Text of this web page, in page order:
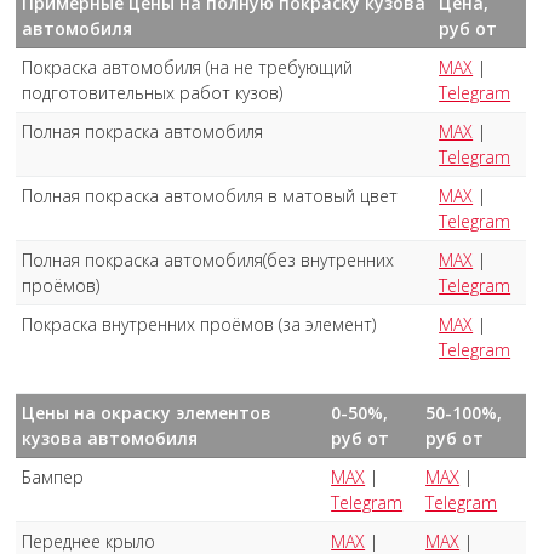
автомобиля
руб от
Покраска автомобиля (на не требующий
подготовительных работ кузов)
MAX |
Telegram
Полная покраска автомобиля
MAX |
Telegram
Полная покраска автомобиля в матовый цвет
MAX |
Telegram
Полная покраска автомобиля(без внутренних
проёмов)
MAX |
Telegram
Покраска внутренних проёмов (за элемент)
MAX |
Telegram
Цены на окраску элементов
кузова автомобиля
0-50%,
руб от
50-100%,
руб от
Бампер
MAX |
Telegram
MAX |
Telegram
Переднее крыло
MAX |
MAX |